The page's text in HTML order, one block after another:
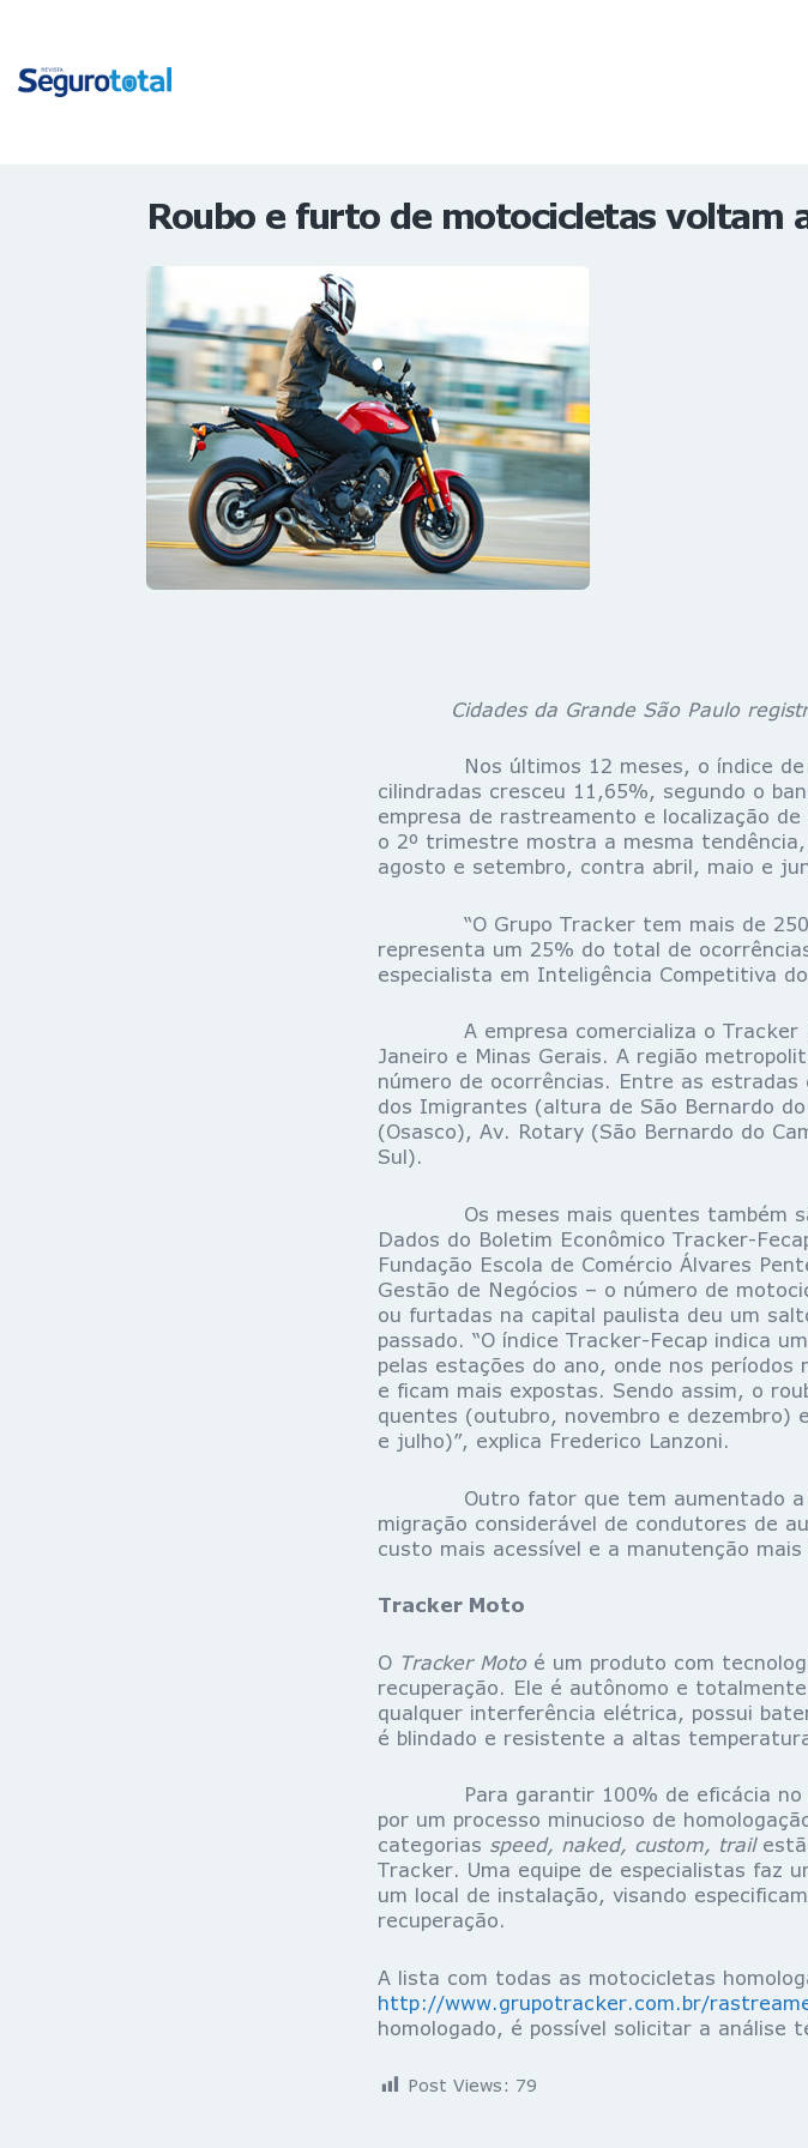
HOME
Roubo e furto de motocicletas voltam
Cidades da Grande São Paulo
Nos últimos 12 meses, o índice de
cilindradas cresceu 11,65%, segundo o
empresa de rastreamento e localização
o 2º trimestre mostra a mesma
agosto e setembro, contra abril, maio e
“O Grupo Tracker tem mais de 250
representa um 25% do total de
especialista em Inteligência Competitiva
A empresa comercializa o Tracker
Janeiro e Minas Gerais. A região
número de ocorrências. Entre as estradas
dos Imigrantes (altura de São Bernardo
(Osasco), Av. Rotary (São Bernardo do
Sul).
Os meses mais quentes também são
Dados do Boletim Econômico Tracker-
Fundação Escola de Comércio Álvares
Gestão de Negócios – o número de
ou furtadas na capital paulista deu um
passado. “O índice Tracker-Fecap indica
pelas estações do ano, onde nos
e ficam mais expostas. Sendo assim, o
quentes (outubro, novembro e dezembro)
e julho)”, explica Frederico Lanzoni.
Outro fator que tem aumentado a
migração considerável de condutores de
custo mais acessível e a manutenção
Tracker Moto
O Tracker Motoé um produto com
recuperação. Ele é autônomo e
qualquer interferência elétrica, possui
é blindado e resistente a altas
Para garantir 100% de eficácia no
por um processo minucioso de
categorias speed, naked, custom, trail
Tracker. Uma equipe de especialistas faz
um local de instalação, visando
recuperação.
A lista com todas as motocicletas
http://www.grupotracker.com.br/
homologado, é possível solicitar a análise
Post Views: 79